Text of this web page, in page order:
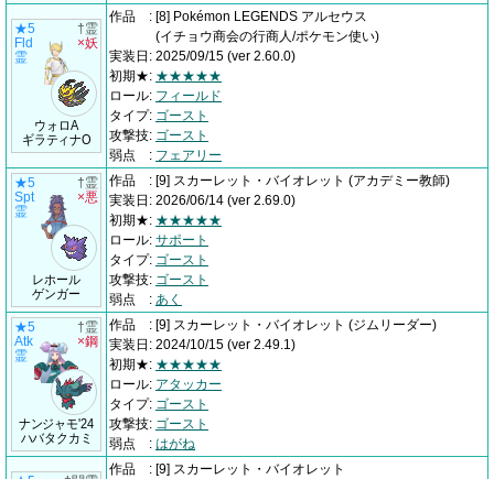
★5
Fld
霊
ウォロA
ギラティナO
†霊
×妖
作品 : [8] Pokémon LEGENDS アルセウス
(イチョウ商会の行商人/ポケモン使い)
実装日 : 2025/09/15 (ver 2.60.0)
初期★: ★★★★★
ロール: フィールド
タイプ: ゴースト
攻撃技: ゴースト
弱点
: フェアリー
★5
Spt
霊
レホール
ゲンガー
†霊
×悪
作品 : [9] スカーレット・バイオレット (アカデミー教師)
実装日 : 2026/06/14 (ver 2.69.0)
初期★: ★★★★★
ロール: サポート
タイプ: ゴースト
攻撃技: ゴースト
弱点
: あく
★5
Atk
霊
ナンジャモ'24
ハバタクカミ
†霊
×鋼
作品 : [9] スカーレット・バイオレット (ジムリーダー)
実装日 : 2024/10/15 (ver 2.49.1)
初期★: ★★★★★
ロール: アタッカー
タイプ: ゴースト
攻撃技: ゴースト
弱点
: はがね
作品 : [9] スカーレット・バイオレット